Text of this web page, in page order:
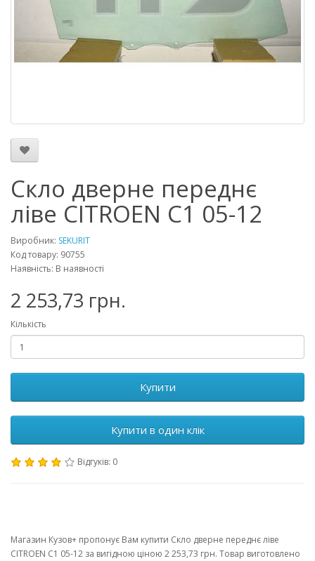
Скло дверне переднє
ліве CITROEN C1 05-12
Виробник: SEKURIT
Код товару: 90755
Наявність: В наявності
2 253,73 грн.
Кількість
Купити
Купити в один клік
Відгуків: 0
Магазин Кузов+ пропонує Вам купити Скло дверне переднє ліве
CITROEN C1 05-12 за вигідною ціною 2 253,73 грн. Товар виготовлено